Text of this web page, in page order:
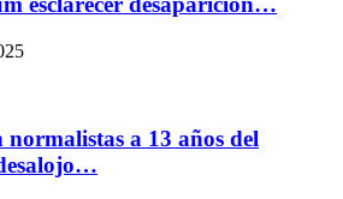
normalistas a 13 años del